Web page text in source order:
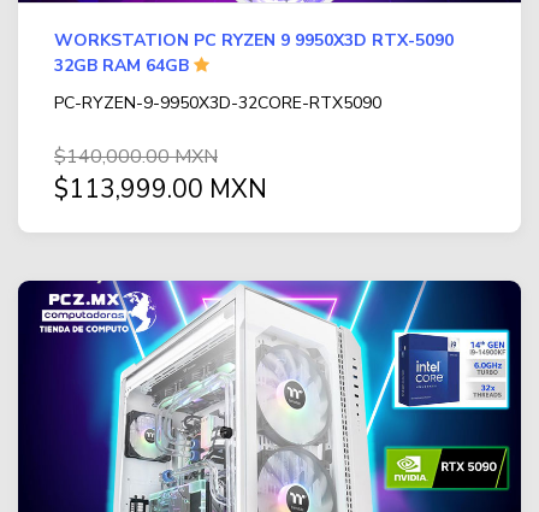
WORKSTATION PC RYZEN 9 9950X3D RTX-5090
32GB RAM 64GB
PC-RYZEN-9-9950X3D-32CORE-RTX5090
$140,000.00 MXN
$113,999.00 MXN